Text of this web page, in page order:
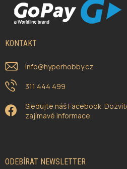
KONTAKT
info@hyperhobby.cz
311 444 499
Sledujte náš Facebook.
zajímavé informace.
ODEBÍRAT NEWSLETTER